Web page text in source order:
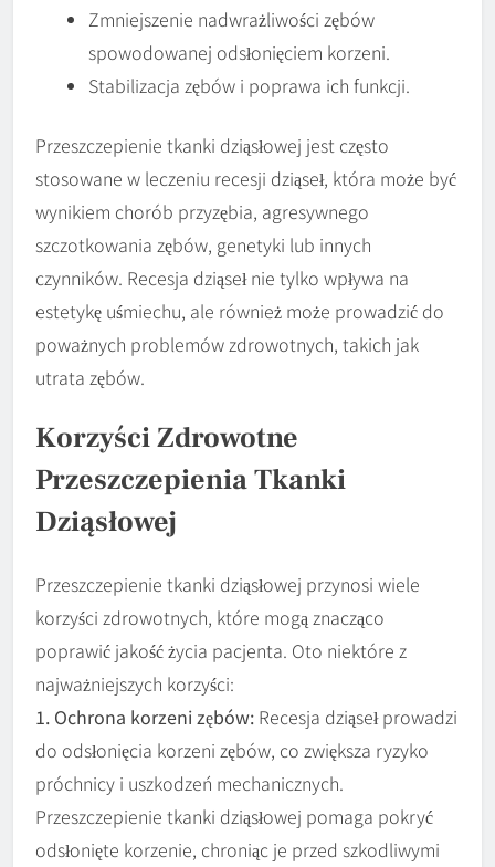
Zmniejszenie nadwrażliwości zębów
spowodowanej odsłonięciem korzeni.
Stabilizacja zębów i poprawa ich funkcji.
Przeszczepienie tkanki dziąsłowej jest często
stosowane w leczeniu recesji dziąseł, która może być
wynikiem chorób przyzębia, agresywnego
szczotkowania zębów, genetyki lub innych
czynników. Recesja dziąseł nie tylko wpływa na
estetykę uśmiechu, ale również może prowadzić do
poważnych problemów zdrowotnych, takich jak
utrata zębów.
Korzyści Zdrowotne
Przeszczepienia Tkanki
Dziąsłowej
Przeszczepienie tkanki dziąsłowej przynosi wiele
korzyści zdrowotnych, które mogą znacząco
poprawić jakość życia pacjenta. Oto niektóre z
najważniejszych korzyści:
1. Ochrona korzeni zębów: Recesja dziąseł prowadzi
do odsłonięcia korzeni zębów, co zwiększa ryzyko
próchnicy i uszkodzeń mechanicznych.
Przeszczepienie tkanki dziąsłowej pomaga pokryć
odsłonięte korzenie, chroniąc je przed szkodliwymi